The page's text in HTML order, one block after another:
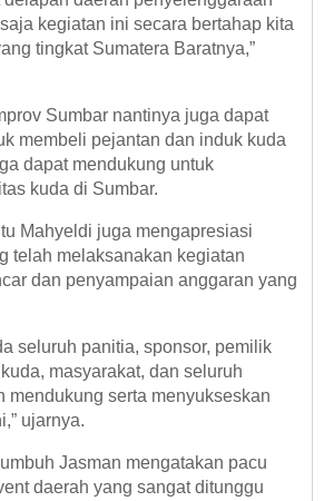
kegiatan ini secara bertahap kita
tingkat Sumatera Baratnya,”
Sumbar nantinya juga dapat
membeli pejantan dan induk kuda
dapat mendukung untuk
kuda di Sumbar.
Mahyeldi juga mengapresiasi
telah melaksanakan kegiatan
dan penyampaian anggaran yang
seluruh panitia, sponsor, pemilik
masyarakat, dan seluruh
mendukung serta menyukseskan
ujarnya.
Jasman mengatakan pacu
daerah yang sangat ditunggu